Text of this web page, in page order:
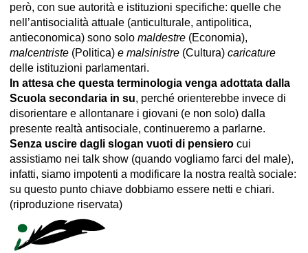
però, con sue autorità e istituzioni specifiche: quelle che
nell’antisocialità attuale (anticulturale, antipolitica,
antieconomica) sono solo maldestre (Economia),
malcentriste (Politica) e malsinistre (Cultura) caricature
delle istituzioni parlamentari.
In attesa che questa terminologia venga adottata dalla
Scuola secondaria in su, perché orienterebbe invece di
disorientare e allontanare i giovani (e non solo) dalla
presente realtà antisociale, continueremo a parlarne.
Senza uscire dagli slogan vuoti di pensiero cui
assistiamo nei talk show (quando vogliamo farci del male),
infatti, siamo impotenti a modificare la nostra realtà sociale:
su questo punto chiave dobbiamo essere netti e chiari.
(riproduzione riservata)